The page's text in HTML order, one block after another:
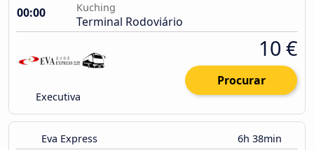
00:00
Kuching
Terminal Rodoviário
Executiva
10 €
Procurar
Eva Express 6h 38min